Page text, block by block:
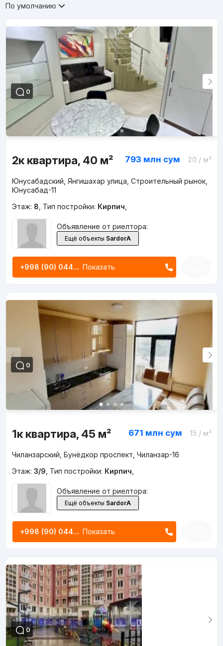
По умолчанию
0
2к квартира, 40 м² 793 млн сум 20/ м²
Юнусабадский, Янгишахар улица, Строительный рынок,
Юнусабад-11
Этаж: 8 Тип постройки: Кирпич
Объявление от риелтора:
Ещё объекты SardorA
+998 (90) 044... Показать
0
1к квартира, 45 м² 671 млн сум 15/ м²
Чиланзарский, Бунёдкор проспект, Чиланзар-16
Этаж: 3/9 Тип постройки: Кирпич
Объявление от риелтора:
Ещё объекты SardorA
+998 (90) 044... Показать
0